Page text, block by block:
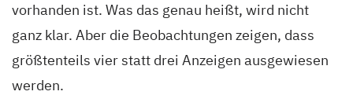
vorhanden ist. Was das genau heißt, wird nicht
ganz klar. Aber die Beobachtungen zeigen, dass
größtenteils vier statt drei Anzeigen ausgewiesen
werden.